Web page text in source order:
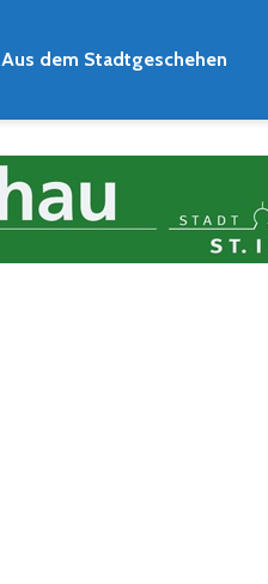
Aus dem Stadtgeschehen